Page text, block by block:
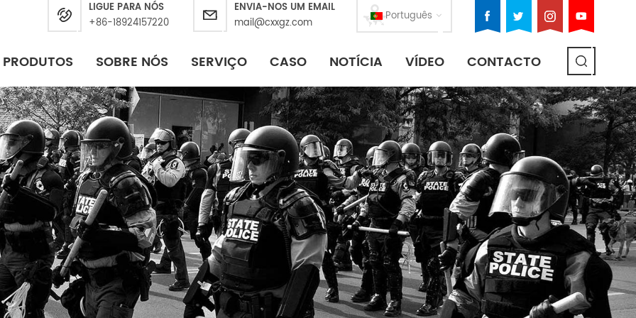
Português
LIGUE PARA NÓS
+86-18924157220
ENVIA-NOS UM EMAIL
mail@cxxgz.com
PRODUTOS SOBRE NÓS SERVIÇO CASO NOTÍCIA VÍDEO CONTACTO